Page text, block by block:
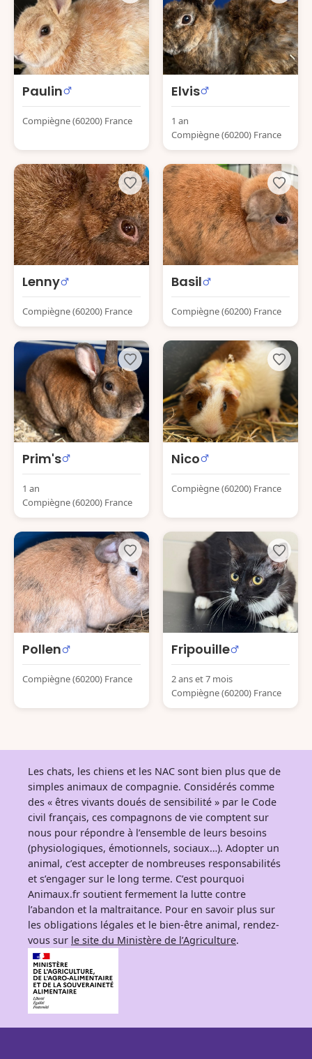
Paulin
Compiègne (60200) France
Elvis
1 an
Compiègne (60200) France
Lenny
Compiègne (60200) France
Basil
Compiègne (60200) France
Prim's
1 an
Compiègne (60200) France
Nico
Compiègne (60200) France
Pollen
Compiègne (60200) France
Fripouille
2 ans et 7 mois
Compiègne (60200) France
Les chats, les chiens et les NAC sont bien plus que de
simples animaux de compagnie. Considérés comme
des « êtres vivants doués de sensibilité » par le Code
civil français, ces compagnons de vie comptent sur
nous pour répondre à l’ensemble de leurs besoins
(physiologiques, émotionnels, sociaux…). Adopter un
animal, c’est accepter de nombreuses responsabilités
et s’engager sur le long terme. C’est pourquoi
Animaux.fr soutient fermement la lutte contre
l’abandon et la maltraitance. Pour en savoir plus sur
les obligations légales et le bien-être animal, rendez-
vous sur le site du Ministère de l’Agriculture.